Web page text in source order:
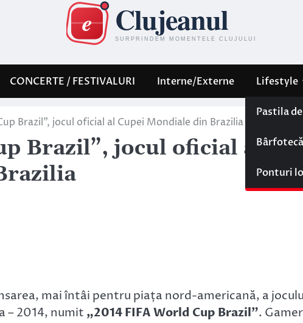
CONCERTE / FESTIVALURI Interne/Externe Lifestyle
Pastila
Bârfotecă
Ponturi
Brazil”, jocul oficial al Cupei Mondiale din Brazilia
Brazil”, jocul oficial al
mai întâi pentru piața nord-americană, a
– 2014, numit „2014 FIFA World Cup Brazil”.